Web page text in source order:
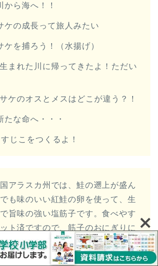
から海へ！！
ケの成長って旅人みたい
ケを捕ろう！（水揚げ）
まれた川に帰ってきたよ！ただい
ケのオスとメスはどこが違う？！
たな命へ・・・
じこをつくるよ！
アラスカ州では、鮭の遡上が盛ん
も味のいい紅鮭の卵を使って、生
旨味の強い塩筋子です。食べやす
ト済ですので、筋子のおにぎりに
白いアツアツのごはんに乗せて、
ば美味しさを心行くまで楽しんで